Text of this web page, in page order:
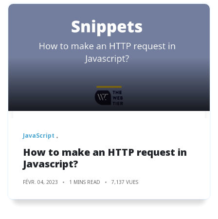
JavaScript
How to make an HTTP request in
Javascript?
FÉVR. 04, 2023 1 MINS READ 7,137 VUES